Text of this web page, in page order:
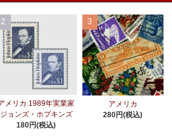
2
メリカ 1989年実業家
ジョンズ・ホプキンズ
180円(税込)
3
アメリカ
280円(税込)